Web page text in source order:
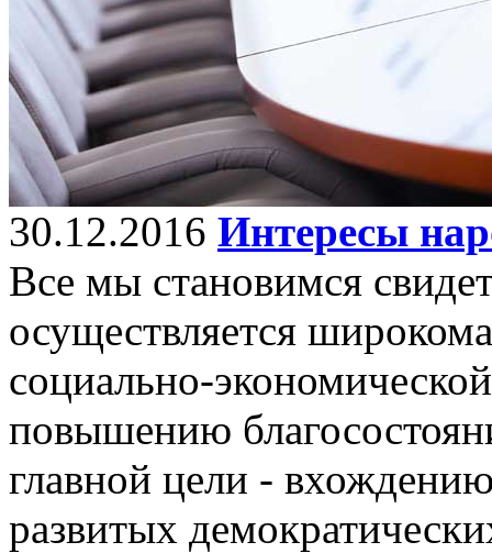
30.12.2016 Интересы
Все мы становимся
осуществляется
социально-
повышению
главной цели -
развитых